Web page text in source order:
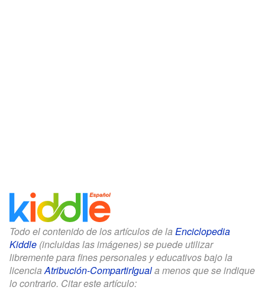
Todo el contenido de los artículos de la Enciclopedia
Kiddle (incluidas las imágenes) se puede utilizar
libremente para fines personales y educativos bajo la
licenciaAtribución-CompartirIguala menos que se indique
lo contrario. Citar este artículo: